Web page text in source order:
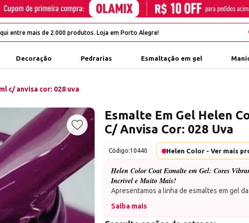
Decoração Pedrarias Esmaltação em gel
c/ anvisa cor: 028 uva
Adicionar aos favoritos
Esmalte Em Gel Helen
C/ Anvisa Cor: 028 Uva
Código:10440
Helen Color Coat Esmalte em Gel: Cores
Incrível e Muito Mais!
Apresentamos a linha de esmaltes em gel
15ml
aproveitar!
Mergulhe em um universo de cores
Saiba mais